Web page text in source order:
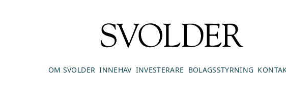
OM SVOLDER INNEHAV INVESTERARE BOLAGSSTYRNING